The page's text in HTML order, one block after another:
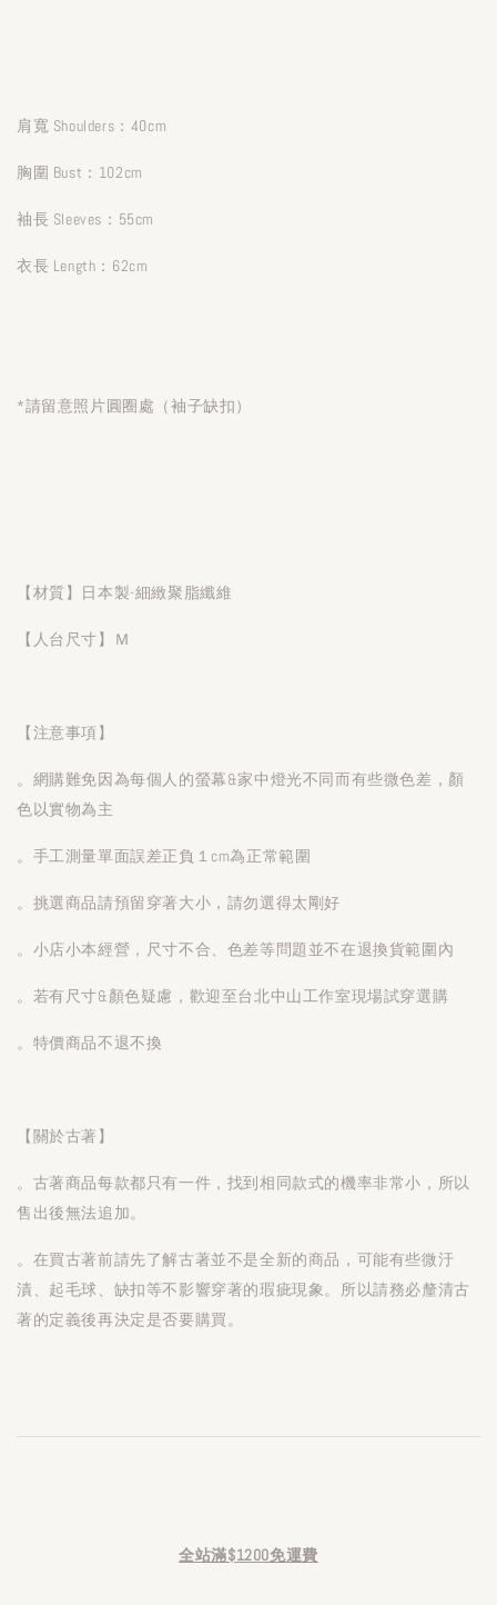
肩寬 Shoulders：40cm
胸圍 Bust：102cm
袖長 Sleeves：55cm
衣長 Length：62cm
*請留意照片圓圈處（袖子缺扣）
【材質】日本製-細緻聚脂纖維
【人台尺寸】Ｍ
【注意事項】
。網購難免因為每個人的螢幕&家中燈光不同而有些微色差，顏
色以實物為主
。手工測量單面誤差正負１cm為正常範圍
。挑選商品請預留穿著大小，請勿選得太剛好
。小店小本經營，尺寸不合、色差等問題並不在退換貨範圍內
。若有尺寸&顏色疑慮，歡迎至台北中山工作室現場試穿選購
。特價商品不退不換
【關於古著】
。古著商品每款都只有一件，找到相同款式的機率非常小，所以
售出後無法追加。
。在買古著前請先了解古著並不是全新的商品，可能有些微汙
漬、起毛球、缺扣等不影響穿著的瑕疵現象。所以請務必釐清古
著的定義後再決定是否要購買。
全站滿$1200免運費